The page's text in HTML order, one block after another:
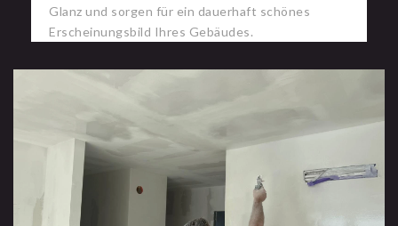
Glanz und sorgen für ein dauerhaft schönes
Erscheinungsbild Ihres Gebäudes.